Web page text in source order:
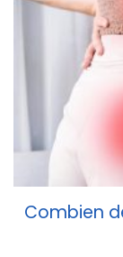
Combien